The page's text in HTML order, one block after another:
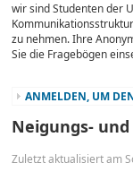
wir sind Studenten der
zu nehmen. Ihre
Sie die Fragebögen
ANMELDEN, UM
Neigungs-
Zuletzt aktualisiert am